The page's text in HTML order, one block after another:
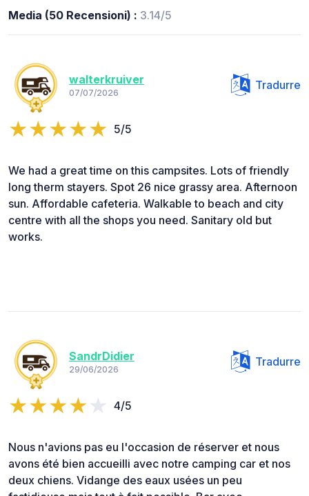
Media (50 Recensioni) : 3.14/5
walterkruiver
07/07/2026
Tradurre
5/5
We had a great time on this campsites. Lots of friendly
long therm stayers. Spot 26 nice grassy area. Afternoon
sun. Affordable cafeteria. Walkable to beach and city
centre with all the shops you need. Sanitary old but
works.
SandrDidier
29/06/2026
Tradurre
4/5
Nous n'avions pas eu l'occasion de réserver et nous
avons été bien accueilli avec notre camping car et nos
deux chiens. Vidange des eaux usées un peu